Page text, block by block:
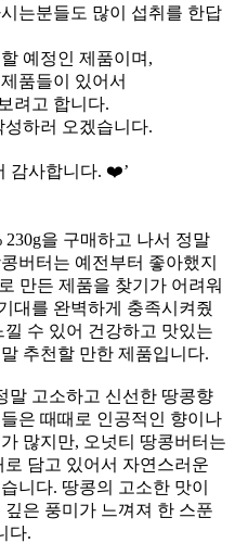
는분들도 많이 섭취를 한답
예정인 제품이며,
품들이 있어서
려고 합니다.
하러 오겠습니다.
감사합니다. ❤️’
을 구매하고 나서 정말
버터는 예전부터 좋아했지
만든 제품을 찾기가 어려워
대를 완벽하게 충족시켜줬
수 있어 건강하고 맛있는
추천할 만한 제품입니다.
말 고소하고 신선한 땅콩향
은 때때로 인공적인 향이나
많지만, 오넛티 땅콩버터는
담고 있어서 자연스러운
니다. 땅콩의 고소한 맛이
은 풍미가 느껴져 한 스푼
다.